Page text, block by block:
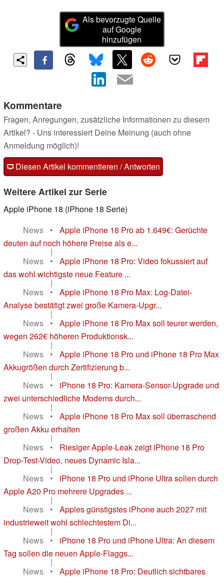
Als bevorzugte Quelle
auf Google
hinzufügen
Kommentare
Fragen, Anregungen, zusätzliche Informationen zu diesem
Artikel? - Uns interessiert Deine Meinung (auch ohne
Anmeldung möglich)!
Diesen Artikel kommentieren / Antworten
Weitere Artikel zur Serie
Apple iPhone 18 (iPhone 18 Serie)
News
•
Apple iPhone 18 Pro ab 1.649€: Gerüchte
deuten auf noch höhere Preise als e...
|
News
•
Apple iPhone 18 Pro: Video fokussiert auf
das wohl wichtigste neue Feature ...
|
News
•
Apple iPhone 18 Pro Max: Log-Datei-
Analyse bestätigt zwei große Kamera-Upgr...
|
News
•
Apple iPhone 18 Pro Max soll teurer werden,
wegen 262€ höheren Produktionsk...
|
News
•
Apple iPhone 18 Pro und iPhone 18 Pro Max
Akkugrößen durch Zertifizierung b...
|
News
•
iPhone 18 Pro: Kamera-Sensor-Upgrade und
zwei unterschiedliche Modems durch...
|
News
•
Apple iPhone 18 Pro Max soll überraschend
großen Akku erhalten
|
News
•
Riesiger Apple-Leak zeigt iPhone 18 Pro
Drop-Test-Video, neues Dynamic Isla...
|
News
•
iPhone 18 Pro und iPhone Ultra sollen durch
Apple A20 Pro mehrere Upgrades ...
|
News
•
Apples günstigstes iPhone auch 2027 mit
industrieweit wohl schlechtestem Di...
|
News
•
iPhone 18 Pro und iPhone Ultra: An diesem
Tag sollen die neuen Apple-Flaggs...
|
News
•
Apple iPhone 18 Pro: Deutlich sichtbares